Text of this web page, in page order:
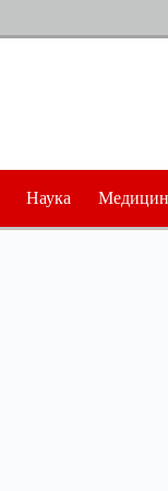
Наука